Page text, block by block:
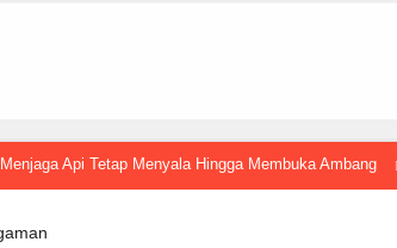
Menjaga Api Tetap Menyala Hingga Membuka Ambang